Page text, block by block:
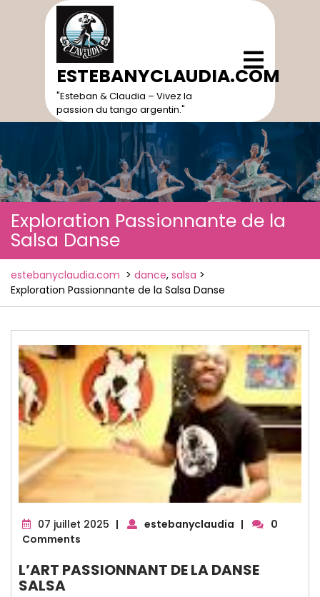
ESTEBANYCLAUDIA.COM
"Esteban & Claudia – Vivez la
passion du tango argentin."
Open
Menu
Exploration Passionnante de la
Salsa Danse
estebanyclaudia.com > dance, salsa >
Exploration Passionnante de la Salsa Danse
07 juillet 2025 07
| estebanyclaudia |
0
Comments
L’ART PASSIONNANT DE LA DANSE
SALSA